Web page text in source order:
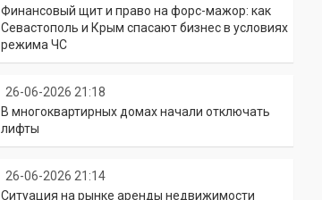
Финансовый щит и право на форс-мажор: как
Севастополь и Крым спасают бизнес в условиях
режима ЧС
26-06-2026 21:18
В многоквартирных домах начали отключать
лифты
26-06-2026 21:14
Ситуация на рынке аренды недвижимости